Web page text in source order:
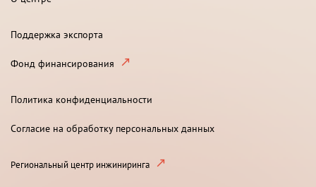
Поддержка экспорта
Фонд финансирования
Политика конфиденциальности
Согласие на обработку персональных данных
Региональный центр инжиниринга